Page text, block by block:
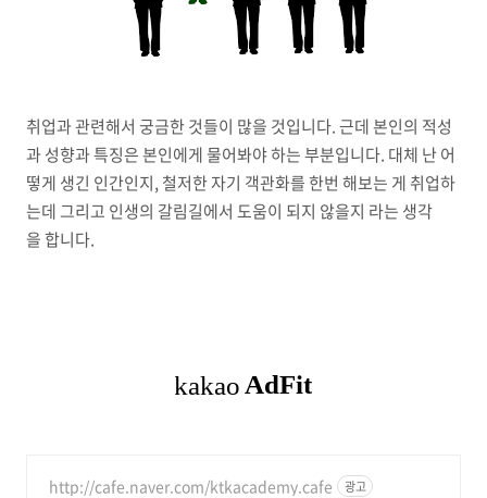
취업과 관련해서 궁금한 것들이 많을 것입니다. 근데 본인의 적성
과 성향과 특징은 본인에게 물어봐야 하는 부분입니다. 대체 난 어
떻게 생긴 인간인지, 철저한 자기 객관화를 한번 해보는 게 취업하
는데 그리고 인생의 갈림길에서 도움이 되지 않을지 라는 생각
을 합니다.
http://cafe.naver.com/ktkacademy.cafe 광고